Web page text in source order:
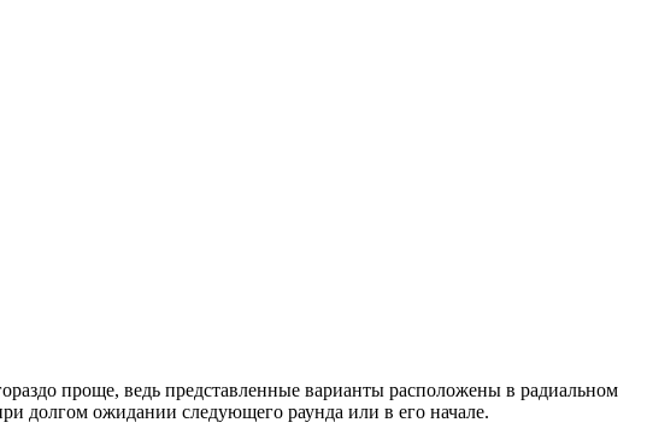
проще, ведь представленные варианты расположены в радиальном
долгом ожидании следующего раунда или в его начале.